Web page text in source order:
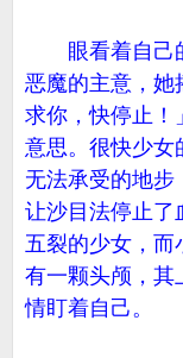
眼看着自己的
恶魔的主意，她
求你，快停止！
意思。很快少女
无法承受的地
让沙目法停止了
五裂的少女，而
有一颗头颅，其
情盯着自己。